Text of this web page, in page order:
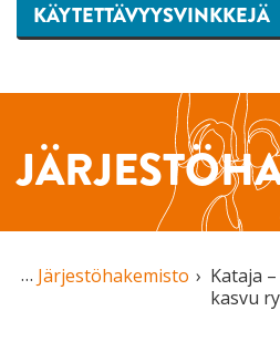
KÄYTETTÄVYYSVINKKEJÄ
Järjestöhakemisto
Kataja
kasvu ry